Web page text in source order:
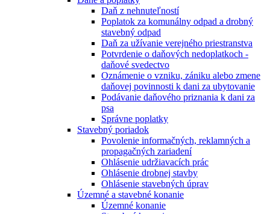
Daň z nehnuteľností
Poplatok za komunálny odpad a drobný
stavebný odpad
Daň za užívanie verejného priestranstva
Potvrdenie o daňových nedoplatkoch -
daňové svedectvo
Oznámenie o vzniku, zániku alebo zmene
daňovej povinnosti k dani za ubytovanie
Podávanie daňového priznania k dani za
psa
Správne poplatky
Stavebný poriadok
Povolenie informačných, reklamných a
propagačných zariadení
Ohlásenie udržiavacích prác
Ohlásenie drobnej stavby
Ohlásenie stavebných úprav
Územné a stavebné konanie
Územné konanie